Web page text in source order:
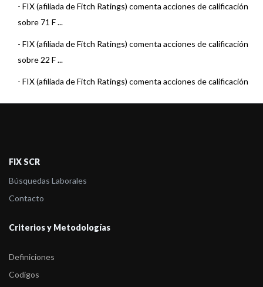
- FIX (afiliada de Fitch Ratings) comenta acciones de calificación
sobre 71 F ...
- FIX (afiliada de Fitch Ratings) comenta acciones de calificación
sobre 22 F ...
- FIX (afiliada de Fitch Ratings) comenta acciones de calificación
- FIX (afiliada de Fitch Ratings) comenta acciones de calificación
FIX (afiliada de Fitch) asigna la calificación al Fondo Pionero
-FIX (afiliada de Fitch Ratings) comenta acciones de calificación
FIX SCR
Búsquedas Laborales
Contacto
Criterios y Metodologías
Definiciones
Codigos